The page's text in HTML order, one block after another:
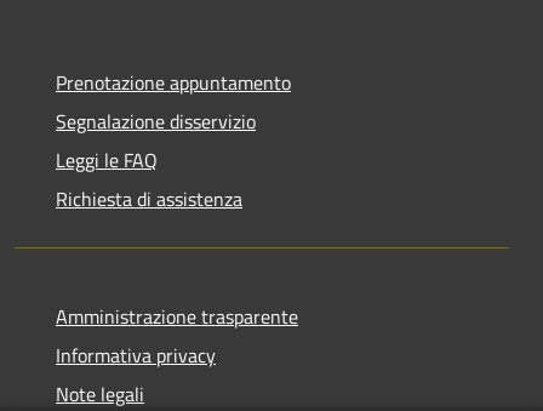
Prenotazione appuntamento
Segnalazione disservizio
Leggi le FAQ
Richiesta di assistenza
Amministrazione trasparente
Informativa privacy
Note legali